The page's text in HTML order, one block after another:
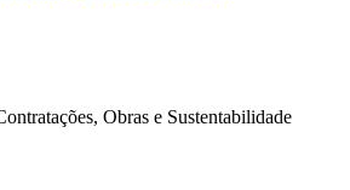
Obras e Sustentabilidade